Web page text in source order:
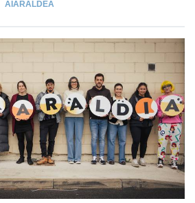
AIARALDEA